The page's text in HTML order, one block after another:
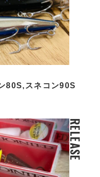
80S,スネコン90S
RELEASE